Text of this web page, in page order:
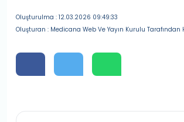
Oluşturulma : 12.03.2026 09:49:33
Oluşturan : Medicana Web Ve Yayın Kurulu Tarafından